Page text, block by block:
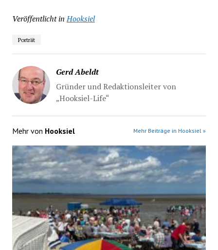
Veröffentlicht in Hooksiel
Porträt
Gerd Abeldt
Gründer und Redaktionsleiter von
„Hooksiel-Life“
Mehr von Hooksiel Mehr Beiträge in Hooksiel »